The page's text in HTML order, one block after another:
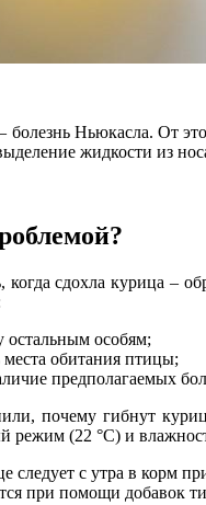
болезнь Ньюкасла. От
жидкости из
когда сдохла курица –
остальным особям;
обитания птицы;
предполагаемых
почему гибнут
режим (22 °С) и
следует с утра в корм
при помощи добавок